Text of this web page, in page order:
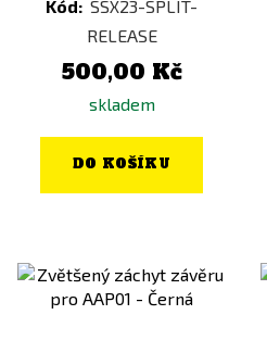
Kód: SSX23-SPLIT-
RELEASE
500,00 Kč
skladem
DO KOŠÍKU